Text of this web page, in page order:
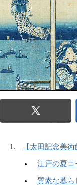
【太田記念美
江戸の夏コ
質素な暮ら